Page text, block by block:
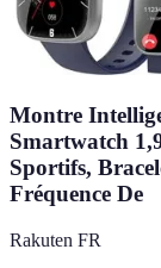
Montre
Smartwatch
Sportifs,
Fréquence De
Rakuten FR